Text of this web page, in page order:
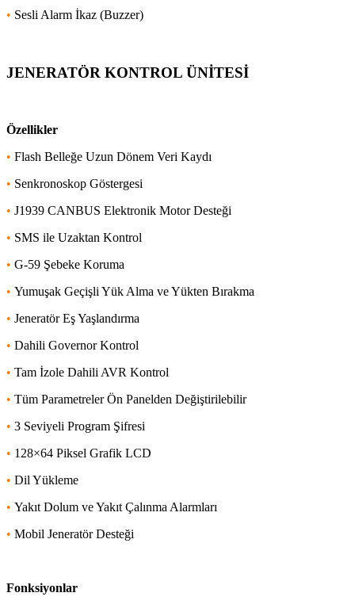
• Sesli Alarm İkaz (Buzzer)
JENERATÖR KONTROL ÜNİTESİ
Özellikler
• Flash Belleğe Uzun Dönem Veri Kaydı
• Senkronoskop Göstergesi
• J1939 CANBUS Elektronik Motor Desteği
• SMS ile Uzaktan Kontrol
• G-59 Şebeke Koruma
• Yumuşak Geçişli Yük Alma ve Yükten Bırakma
• Jeneratör Eş Yaşlandırma
• Dahili Governor Kontrol
• Tam İzole Dahili AVR Kontrol
• Tüm Parametreler Ön Panelden Değiştirilebilir
• 3 Seviyeli Program Şifresi
• 128×64 Piksel Grafik LCD
• Dil Yükleme
• Yakıt Dolum ve Yakıt Çalınma Alarmları
• Mobil Jeneratör Desteği
Fonksiyonlar